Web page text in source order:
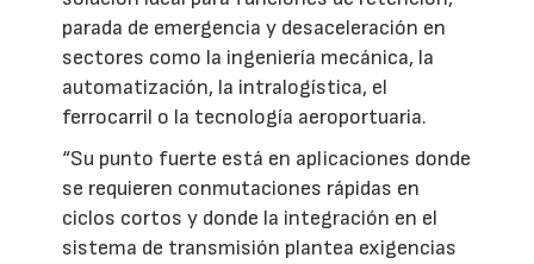
parada de emergencia y desaceleración en
sectores como la ingeniería mecánica, la
automatización, la intralogística, el
ferrocarril o la tecnología aeroportuaria.
“Su punto fuerte está en aplicaciones donde
se requieren conmutaciones rápidas en
ciclos cortos y donde la integración en el
sistema de transmisión plantea exigencias